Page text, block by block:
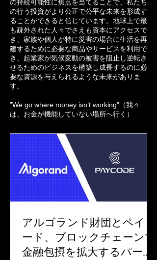
の持続可能性に焦点を当てることで、私たち
の行う投資がより公正で公平な未来を形成す
ることができると信じています。地球上で最
も疎外された人々でさえも資本にアクセスで
き、家族や個人が特に災害の場合に生活を再
建するために必要な商品やサービスを利用で
き、起業家が気候変動の被害を阻止し逆転さ
せるためのビジネスを構築し成長するのに必
要な資源を与えられるような未来がありま
す。
”We go where money isn’t working"（我々
は、お金が機能していない場所へ行く）
アルゴランド財団とペイコ
ード、ブロックチェーンで
金融包摂を拡大するパート